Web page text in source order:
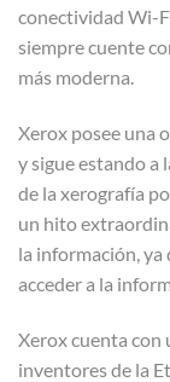
conectividad Wi-
siempre cuente
más moderna.
Xerox posee una
y sigue estando a
de la xerografía
un hito
la información, ya
acceder a la
Xerox cuenta con
inventores de la